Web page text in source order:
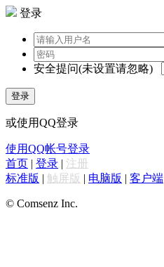
登录
安全提问(未设置请忽略)
登录
或使用QQ登录
使用QQ帐号登录
首页 | 登录 | 注册
标准版 | 触屏版 | 电脑版 | 客户端
© Comsenz Inc.